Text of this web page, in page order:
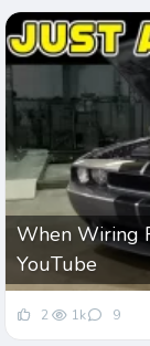
When Wiring
YouTube
2 1k 9